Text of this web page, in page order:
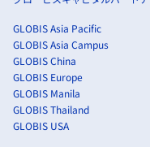
GLOBIS Asia Pacific
GLOBIS Asia Campus
GLOBIS China
GLOBIS Europe
GLOBIS Manila
GLOBIS Thailand
GLOBIS USA